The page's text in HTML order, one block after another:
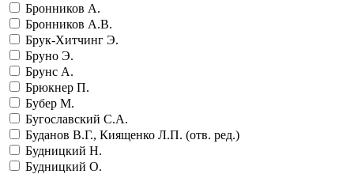
Бронников А.
Бронников А.В.
Брук-Хитчинг Э.
Бруно Э.
Брунс А.
Брюкнер П.
Бубер М.
Бугославский С.А.
Буданов В.Г., Киященко Л.П. (отв. ред.)
Будницкий Н.
Будницкий О.